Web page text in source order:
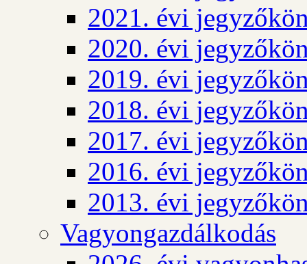
2021. évi
2020. évi
2019. évi
2018. évi
2017. évi
2016. évi
2013. évi
Vagyongazdálkodás